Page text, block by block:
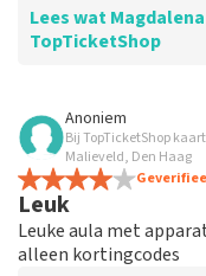
Lees wat
TopTicketShop
Beoordeling van
Super
Anoniem
Bij TopTicketShop
Malieveld, Den Haag
Leuk
Leuke aula met
alleen kortingcodes